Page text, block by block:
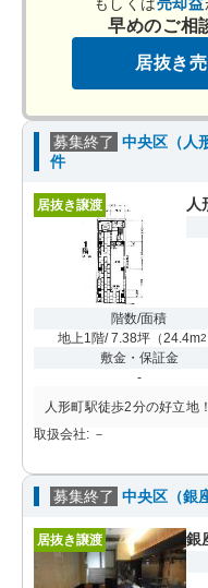
早めのご相
居抜き
募集終了 中央区（人
件
居抜き譲渡 人
階数/面積
地上1階/ 7.38坪 （24.4m2
敷金・保証金
-
人形町駅徒歩2分の好立地
取扱会社: －
募集終了 中央区（銀
居抜き譲渡 銀